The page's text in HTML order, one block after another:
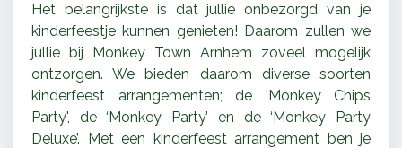
Het belangrijkste is dat jullie onbezorgd van je
kinderfeestje kunnen genieten! Daarom zullen we
jullie bij Monkey Town Arnhem zoveel mogelijk
ontzorgen. We bieden daarom diverse soorten
kinderfeest arrangementen; de 'Monkey Chips
Party', de ‘Monkey Party’ en de ‘Monkey Party
Deluxe’. Met een kinderfeest arrangement ben je